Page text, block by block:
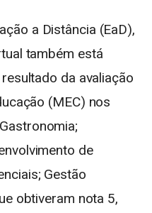
a Distância (EaD),
também está
da avaliação
(MEC) nos
de
Gestão
obtiveram nota 5,